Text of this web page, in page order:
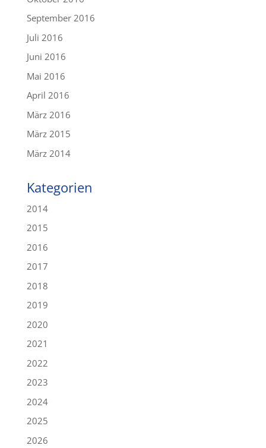
September 2016
Juli 2016
Juni 2016
Mai 2016
April 2016
März 2016
März 2015
März 2014
Kategorien
2014
2015
2016
2017
2018
2019
2020
2021
2022
2023
2024
2025
2026